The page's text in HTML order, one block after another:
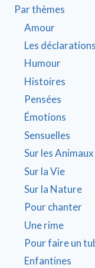
Par thèmes
Amour
Les déclarations
Humour
Histoires
Pensées
Émotions
Sensuelles
Sur les Animaux
Sur la Vie
Sur la Nature
Pour chanter
Une rime
Pour faire un
Enfantines